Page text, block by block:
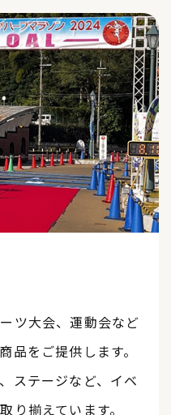
ツ大会、運動会など
品をご提供します。
ステージなど、イベ
り揃えています。